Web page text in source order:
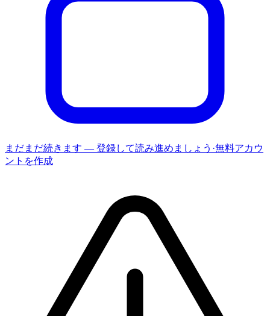
まだまだ続きます — 登録して読み進めましょう ·無料アカウ
ントを作成